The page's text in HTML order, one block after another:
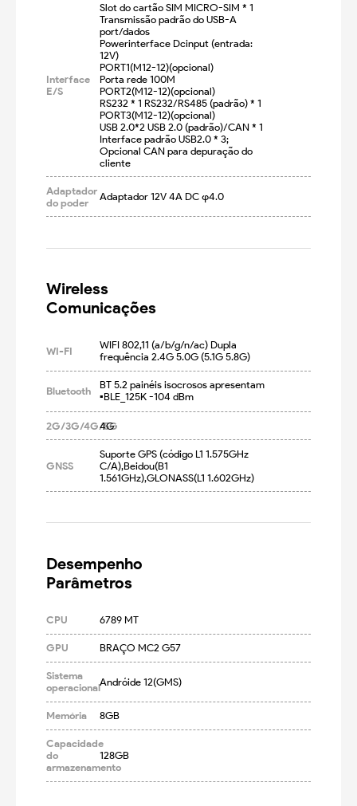
Interface
E/S
Slot do cartão SIM MICRO-SIM * 1
Transmissão padrão do USB-A
port/dados
Powerinterface Dcinput (entrada:
12V)
PORT1(M12-12)(opcional)
Porta rede 100M
PORT2(M12-12)(opcional)
RS232 * 1 RS232/RS485 (padrão) * 1
PORT3(M12-12)(opcional)
USB 2.0*2 USB 2.0 (padrão)/CAN * 1
Interface padrão USB2.0 * 3;
Opcional CAN para depuração do
cliente
Adaptador
do poder
Adaptador 12V 4A DC φ4.0
Wireless
Comunicações
WI-FI
WIFI 802,11 (a/b/g/n/ac) Dupla
frequência 2.4G 5.0G (5.1G 5.8G)
Bluetooth
BT 5.2 painéis isocrosos apresentam
▪BLE_125K -104 dBm
2G/3G/4G/5G
4G
GNSS
Suporte GPS (código L1 1.575GHz
C/A),Beidou(B1
1.561GHz),GLONASS(L1 1.602GHz)
Desempenho
Parâmetros
CPU 6789 MT
GPU BRAÇO MC2 G57
Sistema
operacionalAndróide 12(GMS)
Memória 8GB
Capacidade
do
armazenamento
128GB